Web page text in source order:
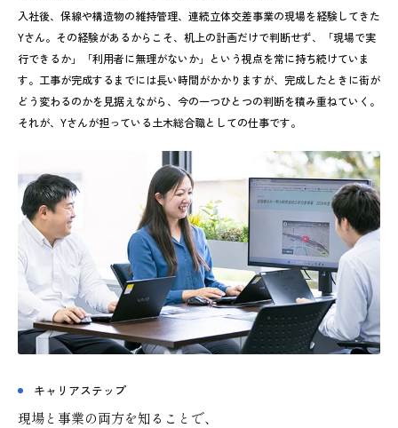
入社後、保線や構造物の維持管理、連続立体交差事業の現場を経験してきた
Yさん。その経験があるからこそ、机上の計画だけで判断せず、「現場で実
行できるか」「利用者に無理がないか」という視点を常に持ち続けていま
す。工事が完成するまでには長い時間がかかりますが、完成したときに街が
どう変わるのかを見据えながら、今の一つひとつの判断を積み重ねていく。
それが、Yさんが担っている土木総合職としての仕事です。
キャリアステップ
現場と事業の両方を知ることで、